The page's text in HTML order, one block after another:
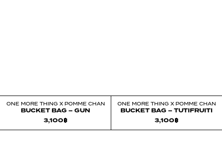
ONE MORE THING X POMME CHAN
BUCKET BAG – GUN
3,100฿
ONE MORE THING X POMME CHAN
BUCKET BAG – TUTIFRUITI
3,100฿